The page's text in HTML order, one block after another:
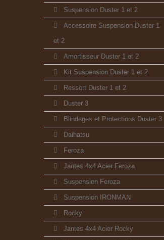
Suspension Duster 1 et 2
Accessoire Suspension Duster 1
et 2
Amortisseur Duster 1 et 2
Kit Suspension Duster 1 et 2
Ressort Duster 1 et 2
Duster 3
Blindages et Protections Duster 3
Daihatsu
Feroza
Jantes 4x4 Acier Feroza
Suspension Feroza
Suspension IRONMAN
Rocky
Jantes 4x4 Acier Rocky